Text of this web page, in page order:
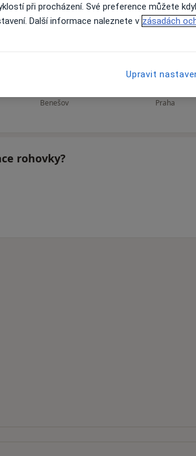
Benešov
Praha
rohovky?
při procházení. Své preference můžete
Další informace naleznete v zásadách
Upravit